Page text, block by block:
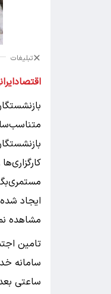
تبلیغات
ایجاد
مشاهده
تامین
سامانه
ساعتی